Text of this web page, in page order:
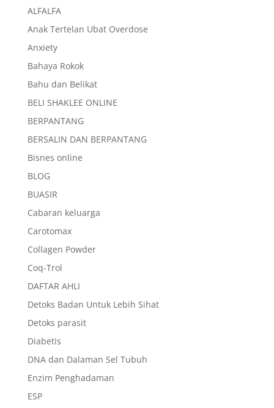
ALFALFA
Anak Tertelan Ubat Overdose
Anxiety
Bahaya Rokok
Bahu dan Belikat
BELI SHAKLEE ONLINE
BERPANTANG
BERSALIN DAN BERPANTANG
Bisnes online
BLOG
BUASIR
Cabaran keluarga
Carotomax
Collagen Powder
Coq-Trol
DAFTAR AHLI
Detoks Badan Untuk Lebih Sihat
Detoks parasit
Diabetis
DNA dan Dalaman Sel Tubuh
Enzim Penghadaman
ESP